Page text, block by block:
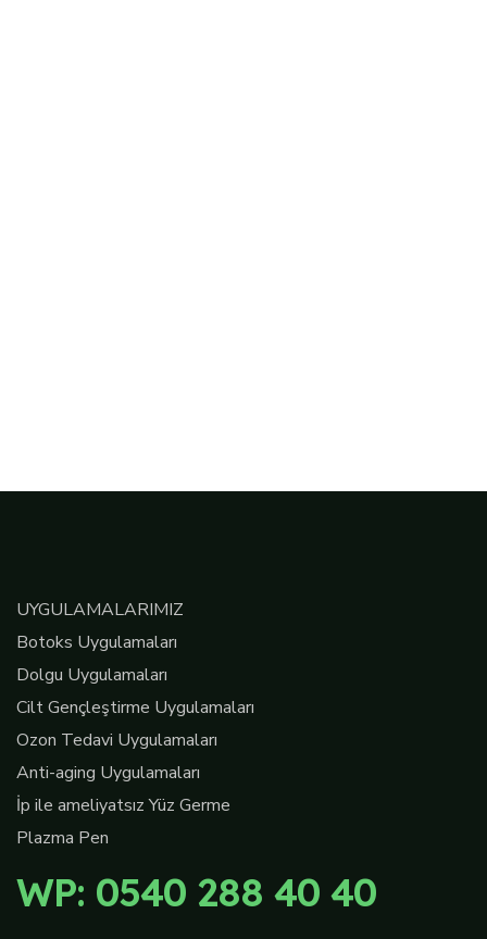
UYGULAMALARIMIZ
Botoks Uygulamaları
Dolgu Uygulamaları
Cilt Gençleştirme Uygulamaları
Ozon Tedavi Uygulamaları
Anti-aging Uygulamaları
İp ile ameliyatsız Yüz Germe
Plazma Pen
WP: 0540 288 40 40